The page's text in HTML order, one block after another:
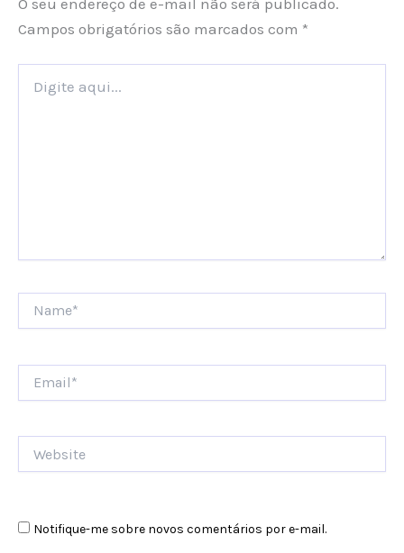
Campos obrigatórios são marcados com *
aqui...
Notifique-me sobre novos comentários por e-mail.